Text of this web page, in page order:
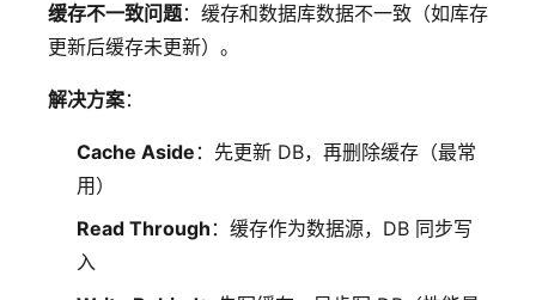
缓存不一致问题：缓存和数据库数据不一致（如库存
更新后缓存未更新）。
解决方案：
Cache Aside ：先更新 DB，再删除缓存（最常
用）
Read Through ：缓存作为数据源，DB 同步写
入